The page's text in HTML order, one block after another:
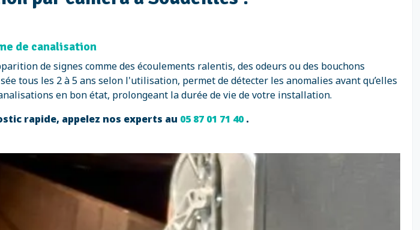
de canalisation
de signes comme des écoulements ralentis, des odeurs ou des bouchons
tous les 2 à 5 ans selon l'utilisation, permet de détecter les anomalies avant qu’elles
en bon état, prolongeant la durée de vie de votre installation.
rapide, appelez nos experts au 05 87 01 71 40.